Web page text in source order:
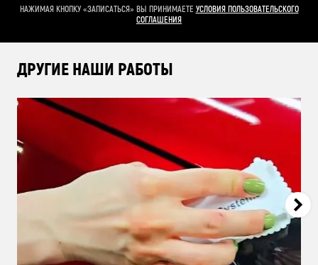
НАЖИМАЯ КНОПКУ «ЗАПИСАТЬСЯ» ВЫ ПРИНИМАЕТЕ УСЛОВИЯ ПОЛЬЗОВАТЕЛЬСКОГО
СОГЛАШЕНИЯ
ДРУГИЕ НАШИ РАБОТЫ